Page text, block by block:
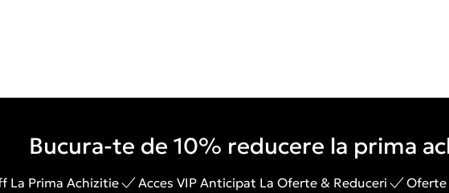
Bucura-te de 10% reducere la prima
La Prima Achizitie Acces VIP Anticipat La Oferte & Reduceri Oferte